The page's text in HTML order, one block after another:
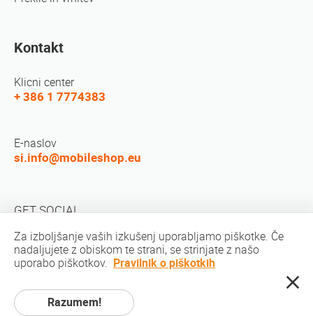
Kontakt
Klicni center
+ 386 1 7774383
E-naslov
si.info@mobileshop.eu
GET SOCIAL
Avtorske pravice © 2010-2026 MobileShop.eu. Vse pravice pridržane. Vse
Za izboljšanje vaših izkušenj uporabljamo piškotke. Če
nadaljujete z obiskom te strani, se strinjate z našo
uporabo piškotkov. Pravilnik o piškotkih
Razumem!